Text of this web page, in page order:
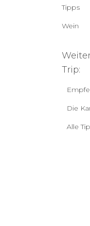
Tipps
Wein
Trip:
Die
Alle